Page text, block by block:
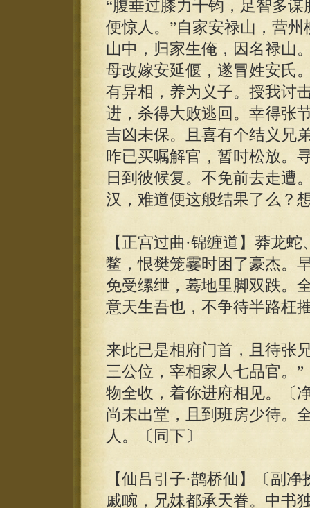
“腹垂过膝力千钧，足智多
便惊人。”自家安禄山，营
山中，归家生俺，因名禄山
母改嫁安延偃，遂冒姓安氏
有异相，养为义子。授我讨
进，杀得大败逃回。幸得张
吉凶未保。且喜有个结义兄
昨已买嘱解官，暂时松放。
日到彼候复。不免前去走遭
汉，难道便这般结果了么？
【正宫过曲·锦缠道】莽龙
鳖，恨樊笼霎时困了豪杰。
免受缧绁，蓦地里脚双跌。
意天生吾也，不争待半路枉
来此已是相府门首，且待张
三公位，宰相家人七品官。
物全收，着你进府相见。〔
尚未出堂，且到班房少待。
人。〔同下〕
【仙吕引子·鹊桥仙】〔副
戚畹，兄妹都承天眷。中书